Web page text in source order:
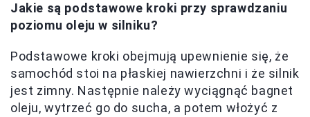
Jakie są podstawowe kroki przy sprawdzaniu
poziomu oleju w silniku?
Podstawowe kroki obejmują upewnienie się, że
samochód stoi na płaskiej nawierzchni i że silnik
jest zimny. Następnie należy wyciągnąć bagnet
oleju, wytrzeć go do sucha, a potem włożyć z